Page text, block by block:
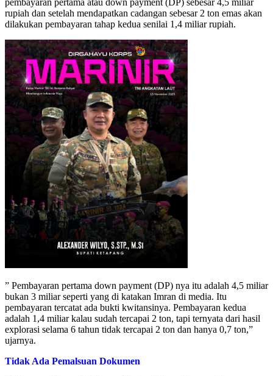
rupiah dan setelah mendapatkan cadangan sebesar 2 ton emas akan
dilakukan pembayaran tahap kedua senilai 1,4 miliar rupiah.
” Pembayaran pertama down payment (DP) nya itu adalah 4,5 miliar
bukan 3 miliar seperti yang di katakan Imran di media. Itu
pembayaran tercatat ada bukti kwitansinya. Pembayaran kedua
adalah 1,4 miliar kalau sudah tercapai 2 ton, tapi ternyata dari hasil
explorasi selama 6 tahun tidak tercapai 2 ton dan hanya 0,7 ton,”
ujarnya.
Tidak Ada Pemalsuan Dokumen